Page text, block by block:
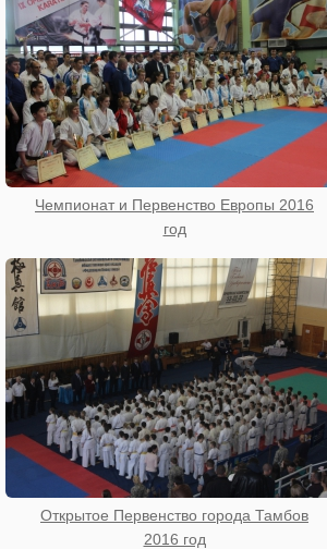
Чемпионат и Первенство Европы 2016
год
Открытое Первенство города Тамбов
2016 год